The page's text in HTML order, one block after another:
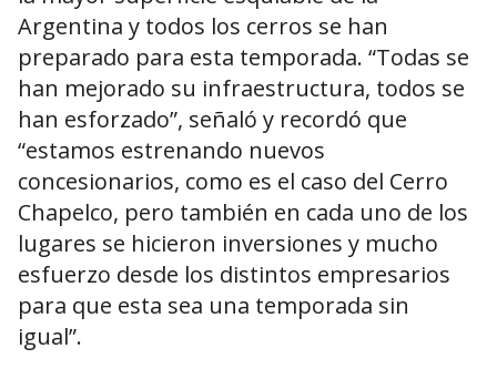
Argentina y todos los cerros se han
preparado para esta temporada. “Todas se
han mejorado su infraestructura, todos se
han esforzado”, señaló y recordó que
“estamos estrenando nuevos
concesionarios, como es el caso del Cerro
Chapelco, pero también en cada uno de los
lugares se hicieron inversiones y mucho
esfuerzo desde los distintos empresarios
para que esta sea una temporada sin
igual”.